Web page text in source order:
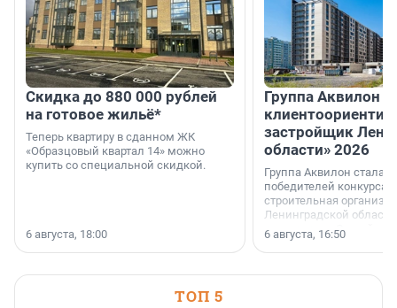
Скидка до 880 000 рублей
на готовое жильё*
Теперь квартиру в сданном ЖК
«Образцовый квартал 14» можно
купить со специальной скидкой.
6 августа, 18:00
Группа Аквилон
застройщик
области» 2026
Группа Аквилон стала
победителей конкурса
строительная
Ленинградской области
номинации «Самый
застройщик
области».
6 августа, 16:50
ТОП 5